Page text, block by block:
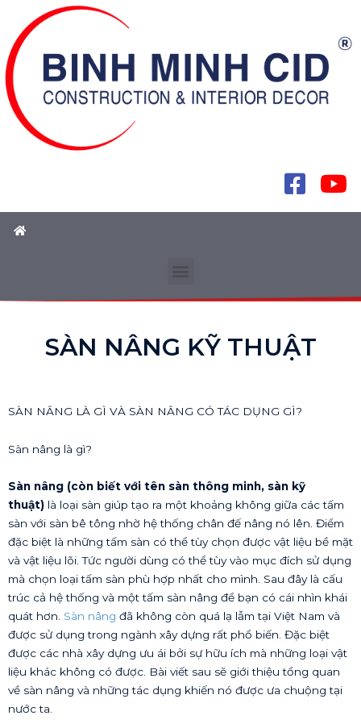
SÀN NÂNG KỸ THUẬT
SÀN NÂNG LÀ GÌ VÀ SÀN NÂNG CÓ TÁC DỤNG GÌ?
Sàn nâng là gì?
Sàn nâng (còn biết với tên sàn thông minh, sàn kỹ
thuật) là loại sàn giúp tạo ra một khoảng không giữa các tấm
sàn với sàn bê tông nhờ hệ thống chân đế nâng nó lên. Điểm
đặc biệt là những tấm sàn có thể tùy chọn được vật liệu bề mặt
và vật liệu lõi. Tức người dùng có thể tùy vào mục đích sử dụng
mà chọn loại tấm sàn phù hợp nhất cho mình. Sau đây là cấu
trúc cả hệ thống và một tấm sàn nâng để bạn có cái nhìn khái
quát hơn. Sàn nâng đã không còn quá lạ lẫm tại Việt Nam và
được sử dụng trong ngành xây dựng rất phổ biến. Đặc biệt
được các nhà xây dựng ưu ái bởi sự hữu ích mà những loại vật
liệu khác không có được. Bài viết sau sẽ giới thiệu tổng quan
về sàn nâng và những tác dụng khiến nó được ưa chuộng tại
nước ta.